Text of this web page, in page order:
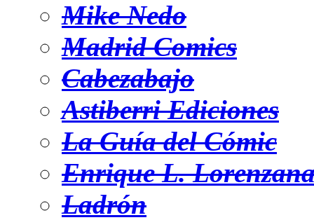
Mike Nedo
Madrid Comics
Cabezabajo
Astiberri Ediciones
La Guía del Cómic
Enrique L.
Ladrón